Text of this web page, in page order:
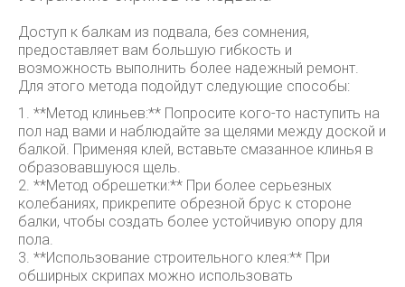
Доступ к балкам из подвала, без сомнения,
предоставляет вам большую гибкость и
возможность выполнить более надежный ремонт.
Для этого метода подойдут следующие способы:
1. **Метод клиньев:** Попросите кого-то наступить на
пол над вами и наблюдайте за щелями между доской и
балкой. Применяя клей, вставьте смазанное клинья в
образовавшуюся щель.
2. **Метод обрешетки:** При более серьезных
колебаниях, прикрепите обрезной брус к стороне
балки, чтобы создать более устойчивую опору для
пола.
3. **Использование строительного клея:** При
обширных скрипах можно использовать